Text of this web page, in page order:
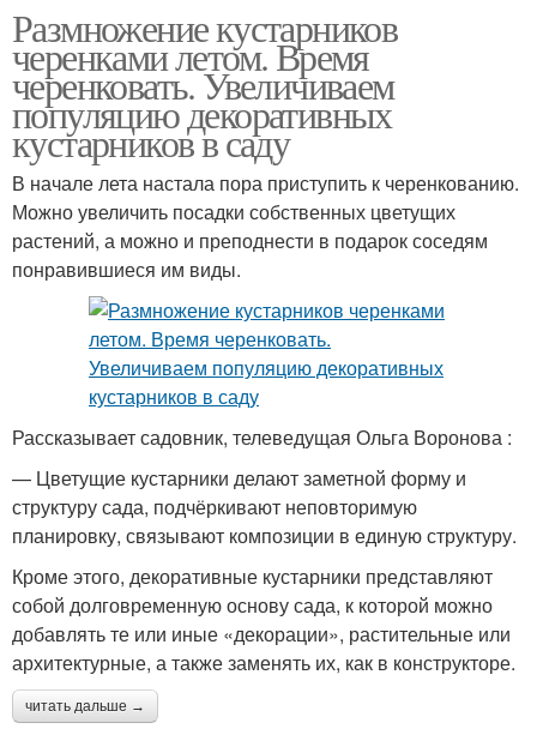
Размножение кустарников
черенками летом. Время
черенковать. Увеличиваем
популяцию декоративных
кустарников в саду
В начале лета настала пора приступить к черенкованию.
Можно увеличить посадки собственных цветущих
растений, а можно и преподнести в подарок соседям
понравившиеся им виды.
Рассказывает садовник, телеведущая Ольга Воронова :
— Цветущие кустарники делают заметной форму и
структуру сада, подчёркивают неповторимую
планировку, связывают композиции в единую структуру.
Кроме этого, декоративные кустарники представляют
собой долговременную основу сада, к которой можно
добавлять те или иные «декорации», растительные или
архитектурные, а также заменять их, как в конструкторе.
читать дальше →